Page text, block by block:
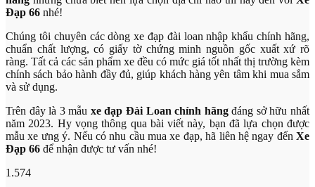
Đạp 66 nhé!
Chúng tôi chuyên các dòng xe đạp đài loan nhập khẩu chính hãng,
chuẩn chất lượng, có giấy tờ chứng minh nguồn gốc xuất xứ rõ
ràng. Tất cả các sản phẩm xe đều có mức giá tốt nhất thị trường kèm
chính sách bảo hành đầy đủ, giúp khách hàng yên tâm khi mua sắm
và sử dụng.
Trên đây là 3 mẫu xe đạp Đài Loan chính hãngđáng sở hữu nhất
năm 2023. Hy vọng thông qua bài viết này, bạn đã lựa chọn được
mẫu xe ưng ý. Nếu có nhu cầu mua xe đạp, hã liên hệ ngay đến Xe
Đạp 66 để nhận được tư vấn nhé!
1.574